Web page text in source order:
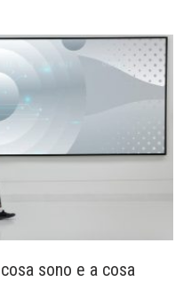
sono e a cosa